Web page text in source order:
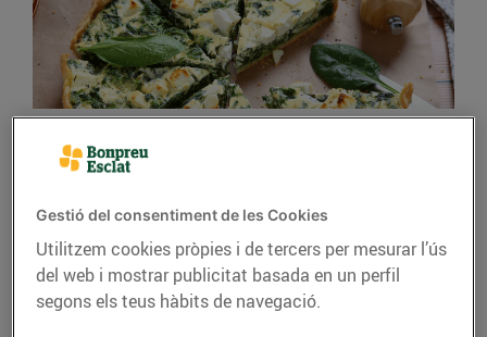
CONSELLS I HÀBITS SALUDABLES
Menjar verdures és
divertit!
05/de febrer/2021
Gestió del consentiment de les Cookies
Utilitzem cookies pròpies i de tercers per mesurar l’ús
del web i mostrar publicitat basada en un perfil
segons els teus hàbits de navegació.